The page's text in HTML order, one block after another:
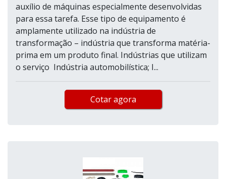
auxílio de máquinas especialmente desenvolvidas
para essa tarefa. Esse tipo de equipamento é
amplamente utilizado na indústria de
transformação – indústria que transforma matéria-
prima em um produto final. Indústrias que utilizam
o serviço Indústria automobilística; I...
Cotar agora